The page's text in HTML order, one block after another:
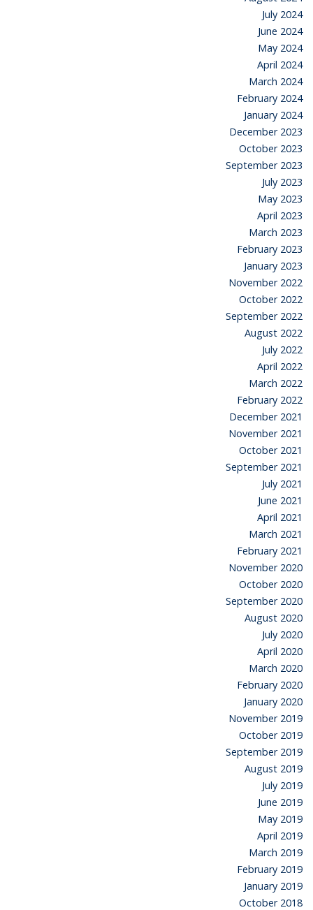
July 2024
June 2024
May 2024
April 2024
March 2024
February 2024
January 2024
December 2023
October 2023
September 2023
July 2023
May 2023
April 2023
March 2023
February 2023
January 2023
November 2022
October 2022
September 2022
August 2022
July 2022
April 2022
March 2022
February 2022
December 2021
November 2021
October 2021
September 2021
July 2021
June 2021
April 2021
March 2021
February 2021
November 2020
October 2020
September 2020
August 2020
July 2020
April 2020
March 2020
February 2020
January 2020
November 2019
October 2019
September 2019
August 2019
July 2019
June 2019
May 2019
April 2019
March 2019
February 2019
January 2019
October 2018